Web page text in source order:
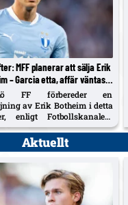
MFF planerar att sälja Erik
– Garcia etta, affär väntas
FF förbereder en
av Erik Botheim i detta
enligt Fotbollskanalen.
Garcia pekas ut som
på topp efter
Aktuellt